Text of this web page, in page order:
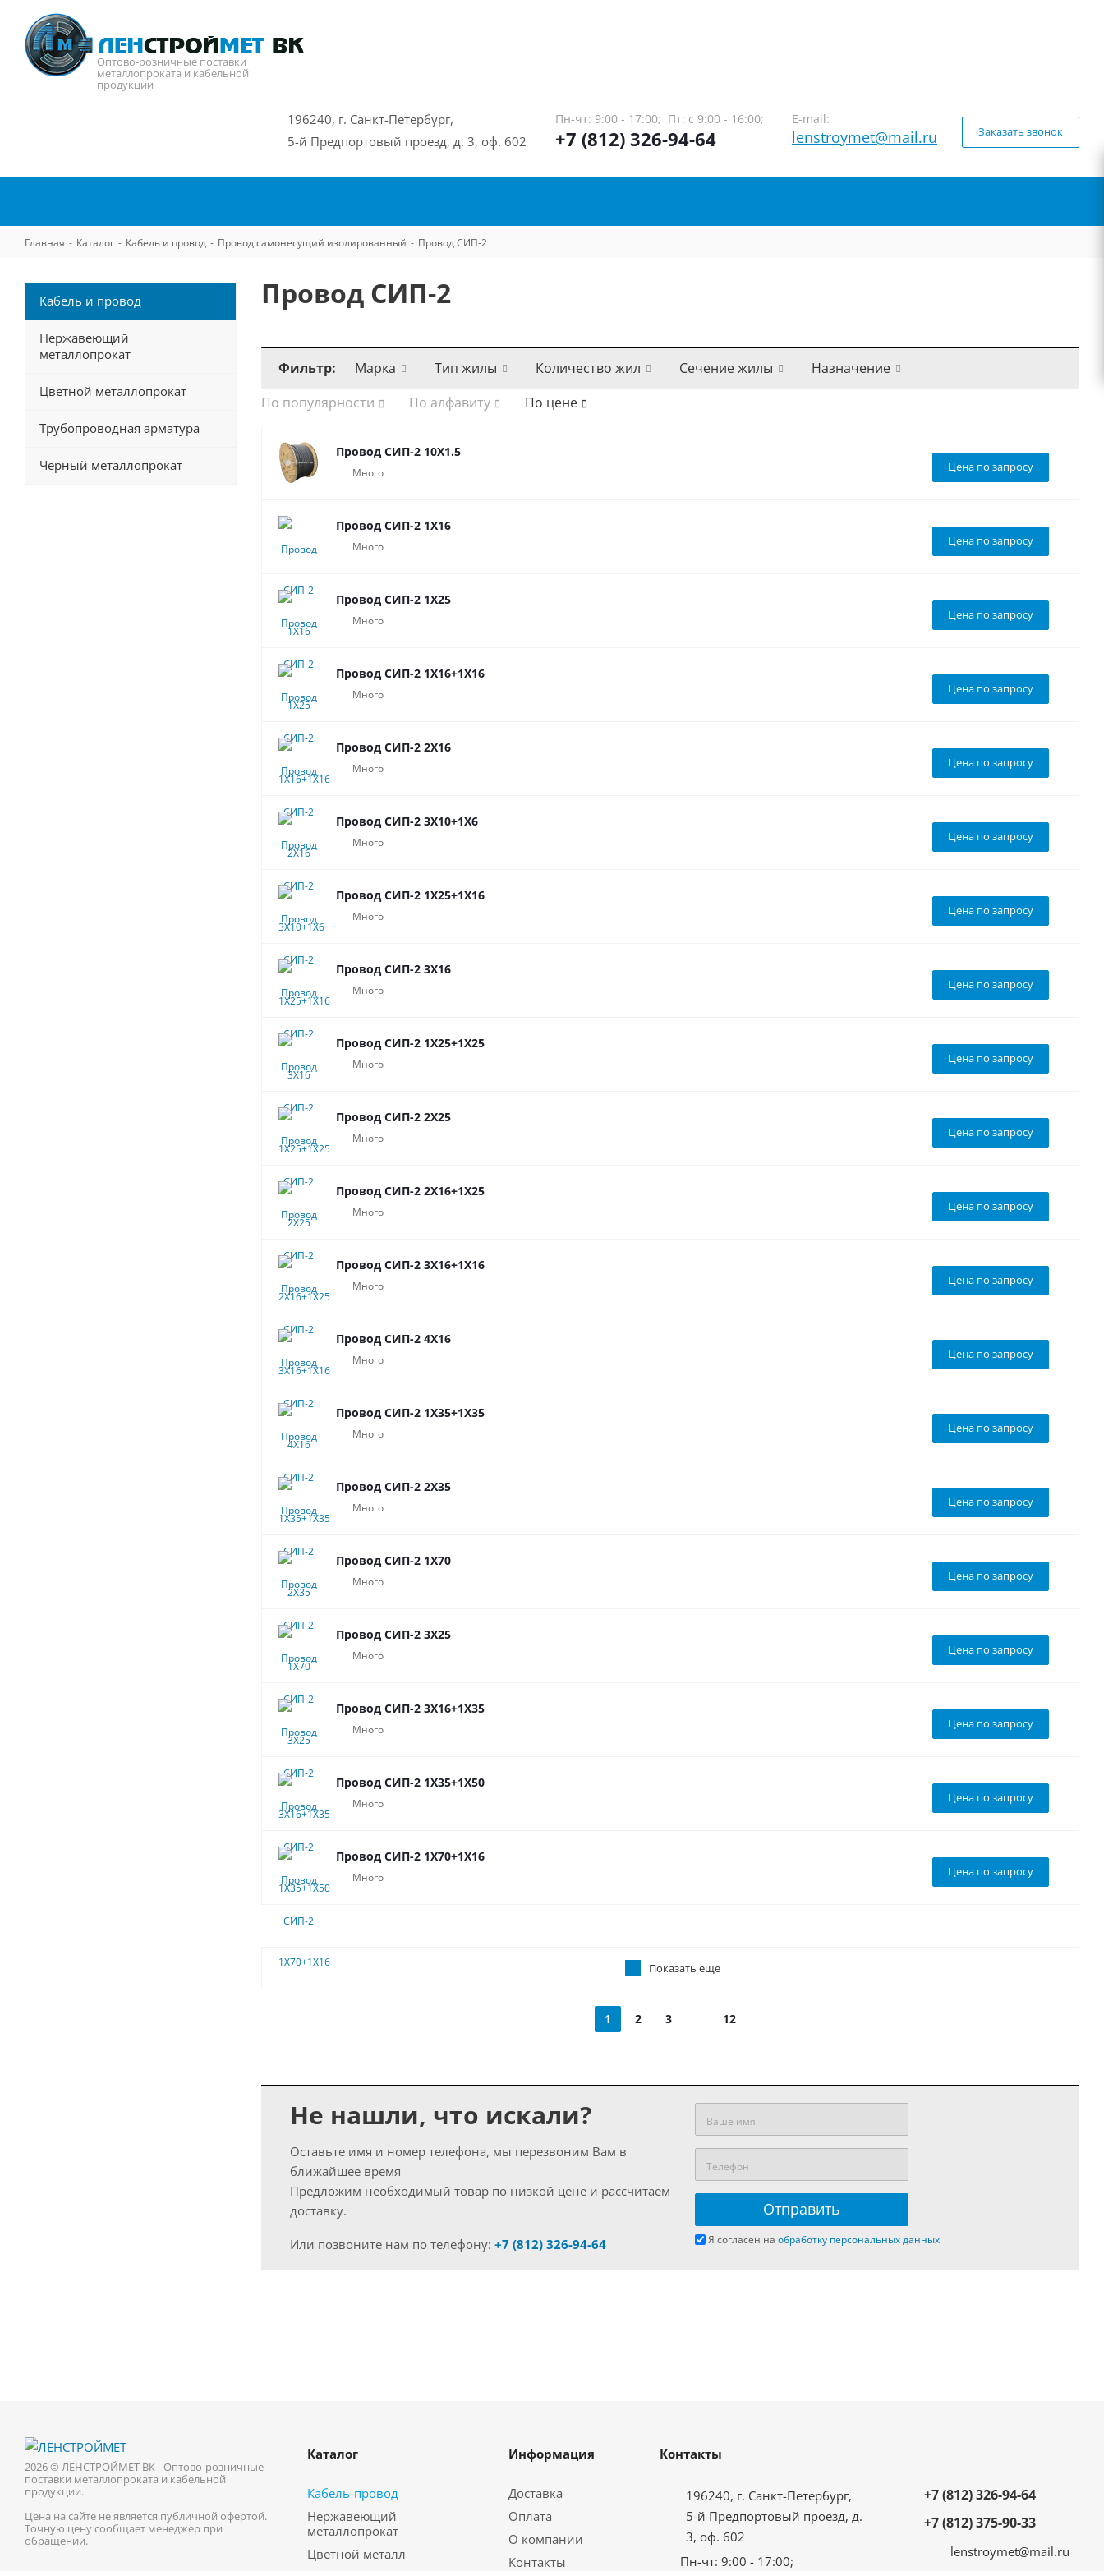
Оптово-розничные поставки
металлопроката и кабельной
продукции
196240, г. Санкт-Петербург,
5-й Предпортовый проезд, д. 3, оф. 602
Пн-чт: 9:00 - 17:00; Пт: с 9:00 - 16:00;
+7 (812) 326-94-64
E-mail:
lenstroymet@mail.ru Заказать звонок
Главная - Каталог - Кабель и провод - Провод самонесущий изолированный - Провод СИП-2
Провод СИП-2
Фильтр: Марка Тип жилы Количество жил Сечение жилы
Назначение
По популярности
По алфавиту По цене
Провод СИП-2 10Х1.5
Много Цена по запросу
Провод СИП-2 1Х16
Много Цена по запросу
Провод СИП-2 1Х25
Много Цена по запросу
Провод СИП-2 1Х16+1Х16
Много Цена по запросу
Провод СИП-2 2Х16
Много Цена по запросу
Провод СИП-2 3Х10+1Х6
Много Цена по запросу
Провод СИП-2 1Х25+1Х16
Много Цена по запросу
Провод СИП-2 3Х16
Много Цена по запросу
Провод СИП-2 1Х25+1Х25
Много Цена по запросу
Провод СИП-2 2Х25
Много Цена по запросу
Провод СИП-2 2Х16+1Х25
Много Цена по запросу
Провод СИП-2 3Х16+1Х16
Много Цена по запросу
Провод СИП-2 4Х16
Много Цена по запросу
Провод СИП-2 1Х35+1Х35
Много Цена по запросу
Провод СИП-2 2Х35
Много Цена по запросу
Провод СИП-2 1Х70
Много Цена по запросу
Провод СИП-2 3Х25
Много Цена по запросу
Провод СИП-2 3Х16+1Х35
Много Цена по запросу
Провод СИП-2 1Х35+1Х50
Много Цена по запросу
Провод СИП-2 1Х70+1Х16
Много Цена по запросу
Показать еще
1 2 3 12
Не нашли, что искали?
Оставьте имя и номер телефона, мы перезвоним Вам в
ближайшее время
Предложим необходимый товар по низкой цене и рассчитаем
доставку.
Или позвоните нам по телефону: +7 (812) 326-94-64 Я согласен на обработку персональных данных
Кабель и провод
Нержавеющий
металлопрокат
Цветной металлопрокат
Трубопроводная арматура
Черный металлопрокат
2026 © ЛЕНСТРОЙМЕТ ВК - Оптово-розничные
поставки металлопроката и кабельной
продукции.
Цена на сайте не является публичной офертой.
Точную цену сообщает менеджер при
обращении.
Каталог
Кабель-провод
Нержавеющий
металлопрокат
Цветной металл
Информация
Доставка
Оплата
О компании
Контакты
Контакты
196240, г. Санкт-Петербург,
5-й Предпортовый проезд, д.
3, оф. 602
Пн-чт: 9:00 - 17:00;
+7 (812) 326-94-64
+7 (812) 375-90-33
lenstroymet@mail.ru